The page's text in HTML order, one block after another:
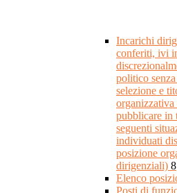
Incarichi
conferiti, ivi
politico
selezione e
pubblicare in
seguenti
individuati
posizione
dirigenziali) 8
Elenco